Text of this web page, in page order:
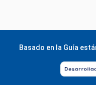
Basado en la Guía